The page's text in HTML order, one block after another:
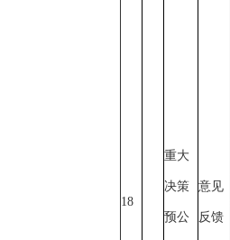
18
重大
决策
预公
意见
反馈